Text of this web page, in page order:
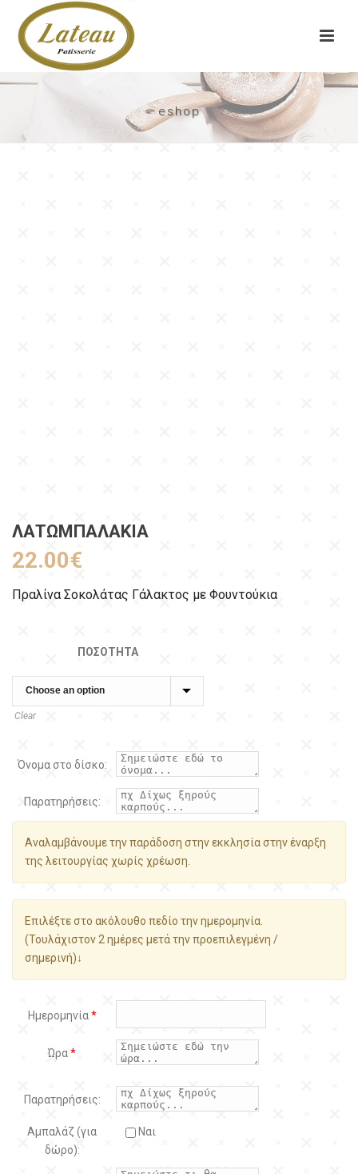
eshop
ΛΑΤΩΜΠΑΛΆΚΙΑ
22.00€
Πραλίνα Σοκολάτας Γάλακτος με Φουντούκια
ΠΟΣΌΤΗΤΑ
Clear
Όνομα στο δίσκο:
Παρατηρήσεις:
Αναλαμβάνουμε την παράδοση στην εκκλησία στην έναρξη
της λειτουργίας χωρίς χρέωση.
Επιλέξτε στο ακόλουθο πεδίο την ημερομηνία.
(Τουλάχιστον 2 ημέρες μετά την προεπιλεγμένη /
σημερινή)↓
Ημερομηνία*
Ώρα*
Παρατηρήσεις:
Αμπαλάζ (για
δώρο):
Ναι